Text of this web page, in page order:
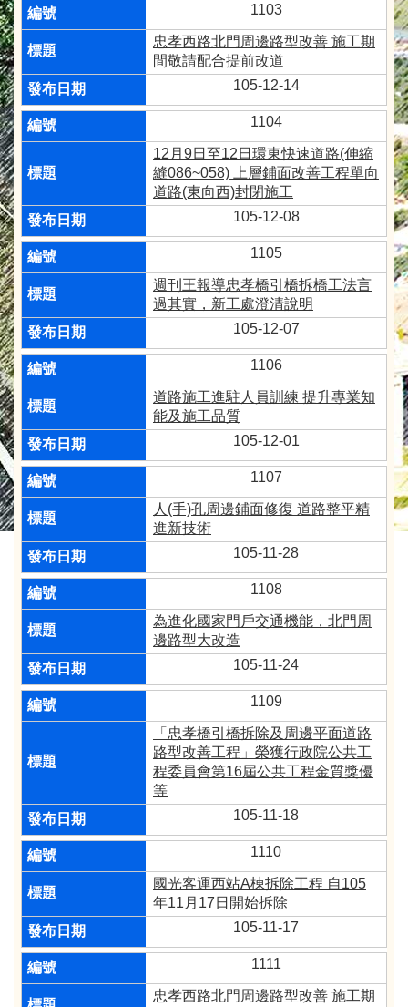
1103
忠孝西路北門周邊路型改善 施工期
間敬請配合提前改道
105-12-14
1104
12月9日至12日環東快速道路(伸縮
縫086~058) 上層鋪面改善工程單向
道路(東向西)封閉施工
105-12-08
1105
週刊王報導忠孝橋引橋拆橋工法言
過其實，新工處澄清說明
105-12-07
1106
道路施工進駐人員訓練 提升專業知
能及施工品質
105-12-01
1107
人(手)孔周邊鋪面修復 道路整平精
進新技術
105-11-28
1108
為進化國家門戶交通機能，北門周
邊路型大改造
105-11-24
1109
「忠孝橋引橋拆除及周邊平面道路
路型改善工程」榮獲行政院公共工
程委員會第16屆公共工程金質獎優
等
105-11-18
1110
國光客運西站A棟拆除工程 自105
年11月17日開始拆除
105-11-17
1111
忠孝西路北門周邊路型改善 施工期